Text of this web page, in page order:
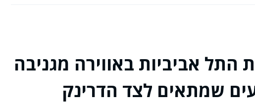
תמצית התל אביביות באווירה מגניבה
שמתאים לצד הדרינק